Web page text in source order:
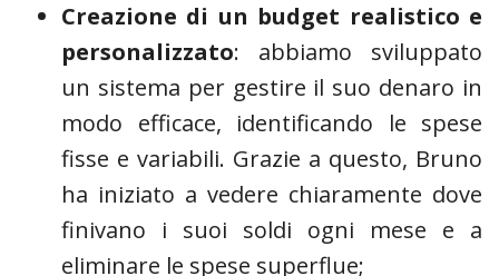
Creazione di un budget realistico e
personalizzato: abbiamo sviluppato
un sistema per gestire il suo denaro in
modo efficace, identificando le spese
fisse e variabili. Grazie a questo, Bruno
ha iniziato a vedere chiaramente dove
finivano i suoi soldi ogni mese e a
eliminare le spese superflue;